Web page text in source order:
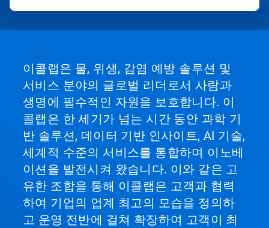
이콜랩은 물, 위생, 감염 예방 솔루션 및
서비스 분야의 글로벌 리더로서 사람과
생명에 필수적인 자원을 보호합니다. 이
콜랩은 한 세기가 넘는 시간 동안 과학 기
반 솔루션, 데이터 기반 인사이트, AI 기술,
세계적 수준의 서비스를 통합하며 이노베
이션을 발전시켜 왔습니다. 이와 같은 고
유한 조합을 통해 이콜랩은 고객과 협력
하여 기업의 업계 최고의 모습을 정의하
고 운영 전반에 걸쳐 확장하여 고객이 최